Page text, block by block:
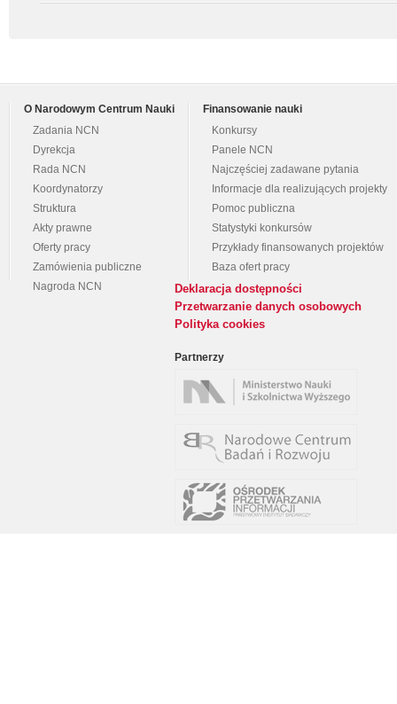
O Narodowym Centrum Nauki
Zadania NCN
Dyrekcja
Rada NCN
Koordynatorzy
Struktura
Akty prawne
Oferty pracy
Zamówienia publiczne
Nagroda NCN
Finansowanie nauki
Konkursy
Panele NCN
Najczęściej zadawane pytania
Informacje dla realizujących projekty
Pomoc publiczna
Statystyki konkursów
Przykłady finansowanych projektów
Baza ofert pracy
Deklaracja dostępności
Przetwarzanie danych osobowych
Polityka cookies
Partnerzy